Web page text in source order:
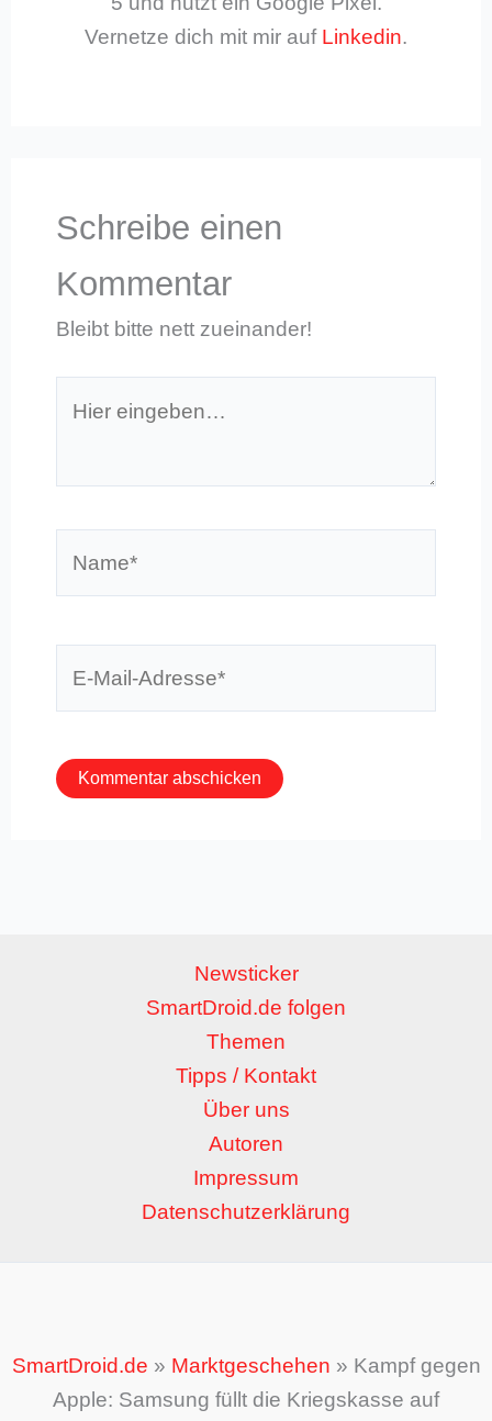
Vernetze dich mit mir auf Linkedin.
Schreibe einen
Kommentar
Bleibt bitte nett zueinander!
eingeben…
Newsticker
SmartDroid.de folgen
Themen
Tipps / Kontakt
Über uns
Autoren
Impressum
Datenschutzerklärung
SmartDroid.de » Marktgeschehen » Kampf gegen
Apple: Samsung füllt die Kriegskasse auf